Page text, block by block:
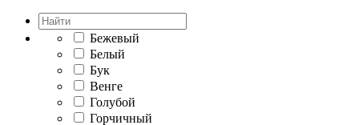
Бежевый
Белый
Бук
Венге
Голубой
Горчичный